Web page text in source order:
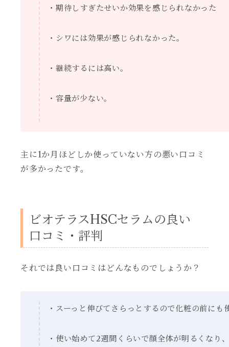
・期待しすぎたせいか効果を感じられなかった
・シワには効果が感じられなかった。
・継続するには高い。
・容量が少ない。
主に1か月ほどしか使っていない方の悪い口コミ
が多かったです。
ビオテラスHSCセラムの良い
口コミ・評判
それでは良い口コミはどんなものでしょうか？
・スーっと伸びてさらっとするので化粧の前にも
・使い始めて2週間くらいで顔全体が明るくなり